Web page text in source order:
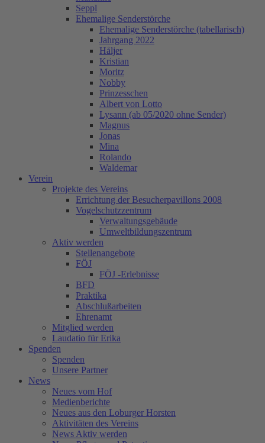
Seppl
Ehemalige Senderstörche
Ehemalige Senderstörche (tabellarisch)
Jahrgang 2022
Håljer
Kristian
Moritz
Nobby
Prinzesschen
Albert von Lotto
Lysann (ab 05/2020 ohne Sender)
Magnus
Jonas
Mina
Rolando
Waldemar
Verein
Projekte des Vereins
Errichtung der Besucherpavillons 2008
Vogelschutzzentrum
Verwaltungsgebäude
Umweltbildungszentrum
Aktiv werden
Stellenangebote
FÖJ
FÖJ -Erlebnisse
BFD
Praktika
Abschlußarbeiten
Ehrenamt
Mitglied werden
Laudatio für Erika
Spenden
Spenden
Unsere Partner
News
Neues vom Hof
Medienberichte
Neues aus den Loburger Horsten
Aktivitäten des Vereins
News Aktiv werden